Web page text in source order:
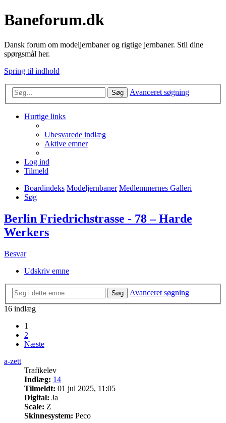
Baneforum.dk
Dansk forum om modeljernbaner og rigtige jernbaner. Stil dine
spørgsmål her.
Spring til indhold
Søg Avanceret søgning
Hurtige links
Ubesvarede indlæg
Aktive emner
Log ind
Tilmeld
Boardindeks Modeljernbaner Medlemmernes Galleri
Søg
Berlin Friedrichstrasse - 78 – Harde
Werkers
Besvar
Udskriv emne
Søg
Avanceret søgning
16 indlæg
1
2
Næste
a-zett
Trafikelev
Indlæg: 14
Tilmeldt: 01 jul 2025, 11:05
Digital: Ja
Scale: Z
Skinnesystem: Peco